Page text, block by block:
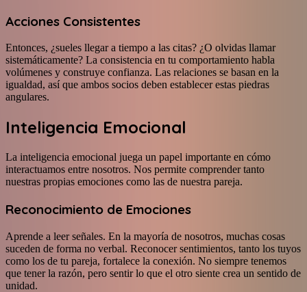
Acciones Consistentes
Entonces, ¿sueles llegar a tiempo a las citas? ¿O olvidas llamar
sistemáticamente? La consistencia en tu comportamiento habla
volúmenes y construye confianza. Las relaciones se basan en la
igualdad, así que ambos socios deben establecer estas piedras
angulares.
Inteligencia Emocional
La inteligencia emocional juega un papel importante en cómo
interactuamos entre nosotros. Nos permite comprender tanto
nuestras propias emociones como las de nuestra pareja.
Reconocimiento de Emociones
Aprende a leer señales. En la mayoría de nosotros, muchas cosas
suceden de forma no verbal. Reconocer sentimientos, tanto los tuyos
como los de tu pareja, fortalece la conexión. No siempre tenemos
que tener la razón, pero sentir lo que el otro siente crea un sentido de
unidad.